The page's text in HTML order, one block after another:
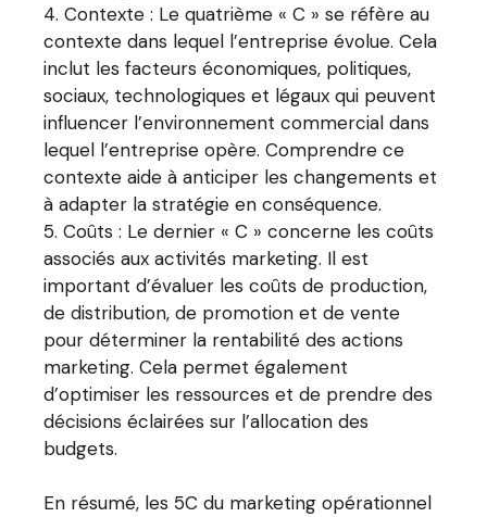
Contexte : Le quatrième « C » se réfère au
contexte dans lequel l’entreprise évolue. Cela
inclut les facteurs économiques, politiques,
sociaux, technologiques et légaux qui peuvent
influencer l’environnement commercial dans
lequel l’entreprise opère. Comprendre ce
contexte aide à anticiper les changements et
à adapter la stratégie en conséquence.
Coûts : Le dernier « C » concerne les coûts
associés aux activités marketing. Il est
important d’évaluer les coûts de production,
de distribution, de promotion et de vente
pour déterminer la rentabilité des actions
marketing. Cela permet également
d’optimiser les ressources et de prendre des
décisions éclairées sur l’allocation des
budgets.
En résumé, les 5C du marketing opérationnel